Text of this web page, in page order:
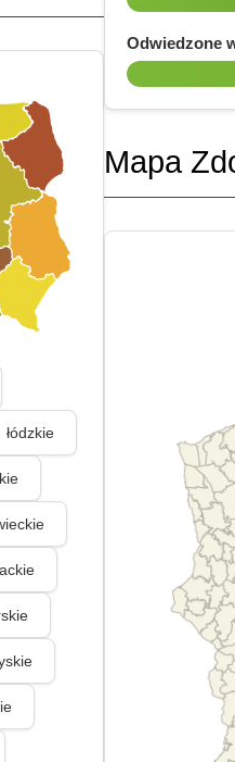
łódzkie
Odwiedzone
Mapa